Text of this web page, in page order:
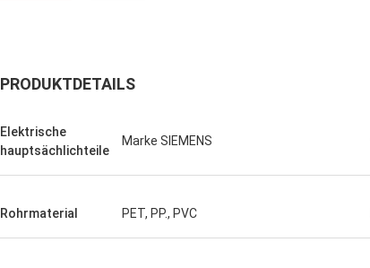
PRODUKTDETAILS
Elektrische
hauptsächlichteile
Marke SIEMENS
Rohrmaterial PET, PP., PVC